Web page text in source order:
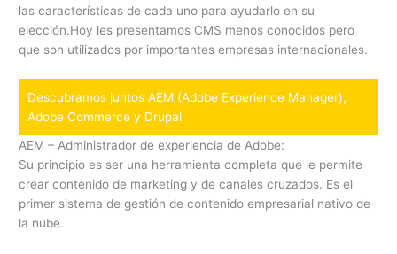
las características de cada uno para ayudarlo en su
elección.Hoy les presentamos CMS menos conocidos pero
que son utilizados por importantes empresas internacionales.
Descubramos juntos AEM (Adobe Experience Manager),
Adobe Commerce y Drupal
AEM – Administrador de experiencia de Adobe:
Su principio es ser una herramienta completa que le permite
crear contenido de marketing y de canales cruzados. Es el
primer sistema de gestión de contenido empresarial nativo de
la nube.